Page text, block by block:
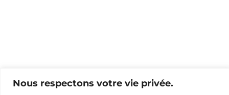
Nous respectons votre vie privée.
NOUS CONTACTER